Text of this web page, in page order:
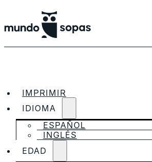
IMPRIMIR
IDIOMA
ESPAÑOL
INGLÉS
EDAD